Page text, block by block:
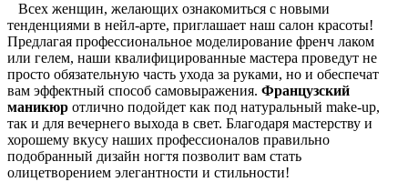
Всех женщин, желающих ознакомиться с новыми
тенденциями в нейл-арте, приглашает наш салон красоты!
Предлагая профессиональное моделирование френч лаком
или гелем, наши квалифицированные мастера проведут не
просто обязательную часть ухода за руками, но и обеспечат
вам эффектный способ самовыражения. Французский
маникюр отлично подойдет как под натуральный make-up,
так и для вечернего выхода в свет. Благодаря мастерству и
хорошему вкусу наших профессионалов правильно
подобранный дизайн ногтя позволит вам стать
олицетворением элегантности и стильности!